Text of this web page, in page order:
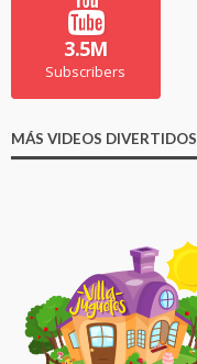
3.5M
Subscribers
MÁS VIDEOS DIVERTIDOS